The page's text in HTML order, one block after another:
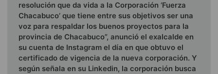
resolución que da vida a la Corporación ‘Fuerza
Chacabuco’ que tiene entre sus objetivos ser una
voz para respaldar los buenos proyectos para la
provincia de Chacabuco”, anunció el exalcalde en
su cuenta de Instagram el día en que obtuvo el
certificado de vigencia de la nueva corporación. Y
según señala en su Linkedin, la corporación busca